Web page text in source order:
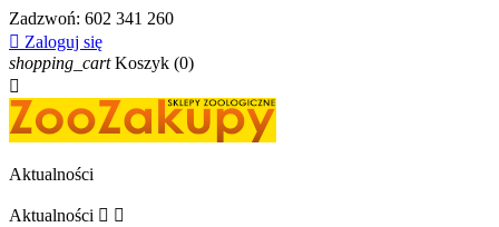
Zadzwoń: 602 341 260
 Zaloguj się
shopping_cart Koszyk (0)

Aktualności
Aktualności  